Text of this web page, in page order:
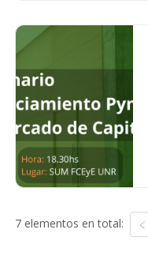
7 elementos en total: